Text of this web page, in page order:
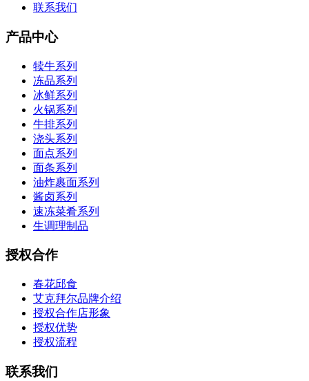
联系我们
产品中心
犊牛系列
冻品系列
冰鲜系列
火锅系列
牛排系列
浇头系列
面点系列
面条系列
油炸裹面系列
酱卤系列
速冻菜肴系列
生调理制品
授权合作
春花邱食
艾克拜尔品牌介绍
授权合作店形象
授权优势
授权流程
联系我们